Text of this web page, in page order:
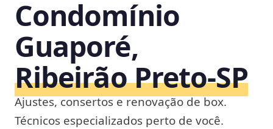
Condomínio
Guaporé,
Ribeirão Preto‑SP
Ajustes, consertos e renovação de box.
Técnicos especializados perto de você.